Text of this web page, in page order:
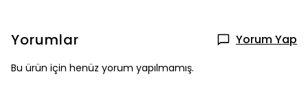
Yorumlar Yorum Yap
Bu ürün için henüz yorum yapılmamış.